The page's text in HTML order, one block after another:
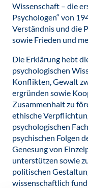
Wissenschaft – die
Psychologen“ von
Verständnis und die
sowie Frieden und
Die Erklärung hebt
psychologischen
Konflikten, Gewalt
ergründen sowie
Zusammenhalt zu
ethische
psychologischen
psychischen Folgen
Genesung von
unterstützen sowie
politischen
wissenschaftlich